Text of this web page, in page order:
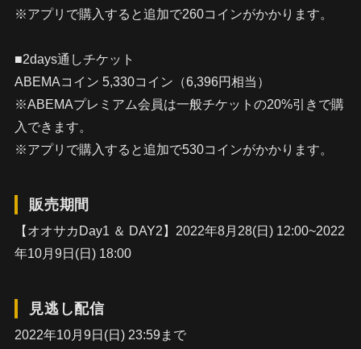
※アプリで購入すると追加で260コインがかかります。
■2days通しチケット
ABEMAコイン 5,330コイン（6,396円相当）
※ABEMAプレミアム会員は一般チケットの20%引きで購
入できます。
※アプリで購入すると追加で530コインがかかります。
販売期間
【オオサカDay1 ＆ DAY2】2022年8月28(日) 12:00~2022
年10月9日(日) 18:00
見逃し配信
2022年10月9日(日) 23:59まで